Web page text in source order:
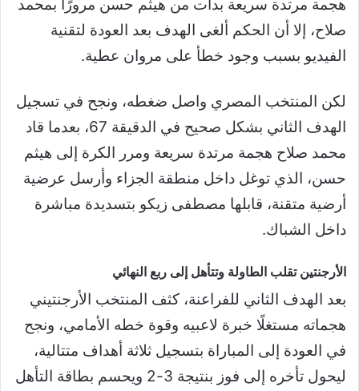
هجمة مرتدة سريعة بدأت من هيثم حسن مرورًا بمحمد
صلاح، إلا أن الحكم ألغى الهدف بعد العودة لتقنية
الفيديو بسبب وجود خطأ على مروان عطية.
لكن المنتخب المصري واصل ضغطه، ونجح في تسجيل
الهدف الثاني بشكل صحيح في الدقيقة 67، بعدما قاد
محمد صلاح هجمة مرتدة سريعة ومرر الكرة إلى هيثم
حسن، الذي توغل داخل منطقة الجزاء وأرسل عرضية
أرضية متقنة، قابلها مصطفى زيكو بتسديدة مباشرة
داخل الشباك.
الأرجنتين تقلب الطاولة وتتأهل إلى ربع النهائي
بعد الهدف الثاني للفراعنة، كثف المنتخب الأرجنتيني
هجماته مستغلًا خبرة لاعبيه وقوة خطه الأمامي، ونجح
في العودة إلى المباراة بتسجيل ثلاثة أهداف متتالية،
ليحول تأخره إلى فوز بنتيجة 3-2 ويحسم بطاقة التأهل